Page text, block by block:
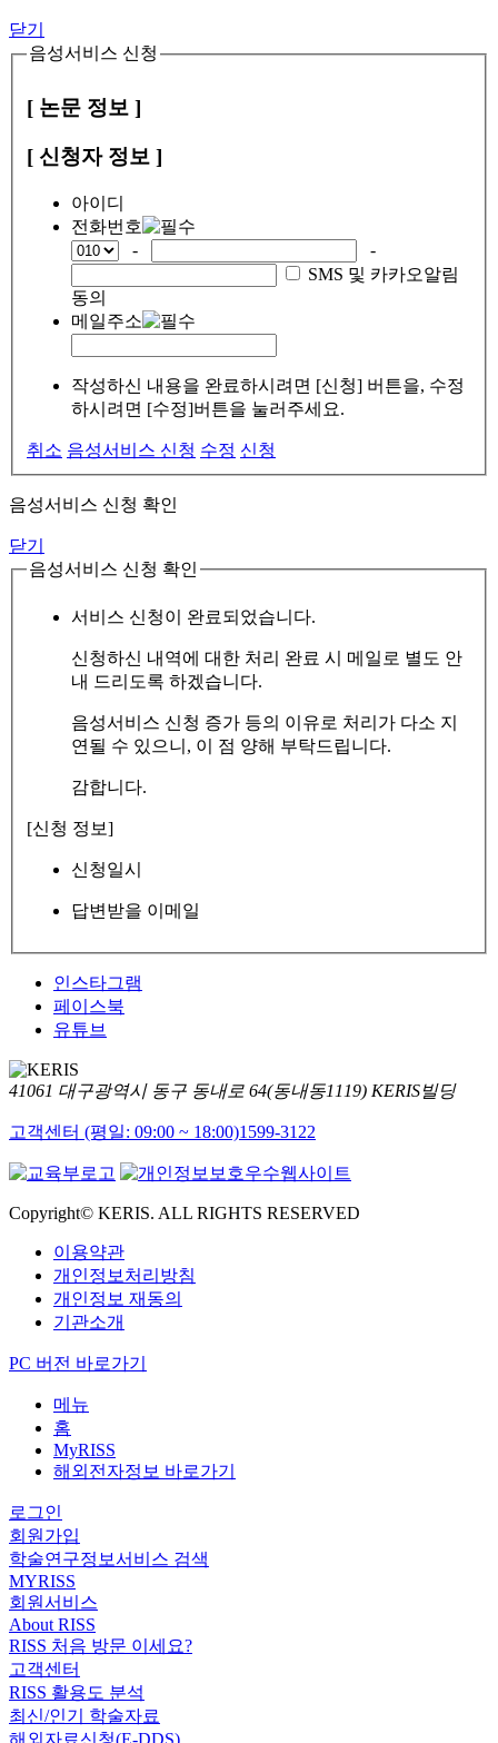
닫기
음성서비스 신청
[ 논문 정보 ]
[ 신청자 정보 ]
아이디
전화번호
-
-
SMS 및 카카오알림
동의
메일주소
작성하신 내용을 완료하시려면 [신청] 버튼을, 수정
하시려면 [수정]버튼을 눌러주세요.
취소 음성서비스 신청 수정 신청
음성서비스 신청 확인
닫기
음성서비스 신청 확인
서비스 신청이 완료되었습니다.
신청하신 내역에 대한 처리 완료 시 메일로 별도 안
내 드리도록 하겠습니다.
음성서비스 신청 증가 등의 이유로 처리가 다소 지
연될 수 있으니, 이 점 양해 부탁드립니다.
감합니다.
[신청 정보]
신청일시
답변받을 이메일
인스타그램
페이스북
유튜브
41061 대구광역시 동구 동내로 64(동내동1119) KERIS빌딩
고객센터 (평일: 09:00 ~ 18:00)1599-3122
Copyright© KERIS. ALL RIGHTS RESERVED
이용약관
개인정보처리방침
개인정보 재동의
기관소개
PC 버전 바로가기
메뉴
홈
MyRISS
해외전자정보 바로가기
로그인
회원가입
학술연구정보서비스 검색
MYRISS
회원서비스
About RISS
RISS 처음 방문 이세요?
고객센터
RISS 활용도 분석
최신/인기 학술자료
해외자료신청(E-DDS)